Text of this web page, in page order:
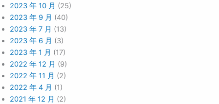
2023 年 10 月 (25)
2023 年 9 月 (40)
2023 年 7 月 (13)
2023 年 6 月 (3)
2023 年 1 月 (17)
2022 年 12 月 (9)
2022 年 11 月 (2)
2022 年 4 月 (1)
2021 年 12 月 (2)